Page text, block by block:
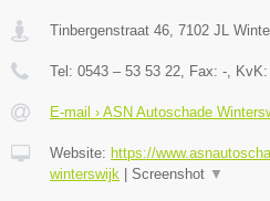
Tinbergenstraat 46 7102 JL
Tel: 0543 – 53 53 22 , Fax: - , KvK:
E-mail › ASN Autoschade
Website: https://
winterswijk | Screenshot ▼